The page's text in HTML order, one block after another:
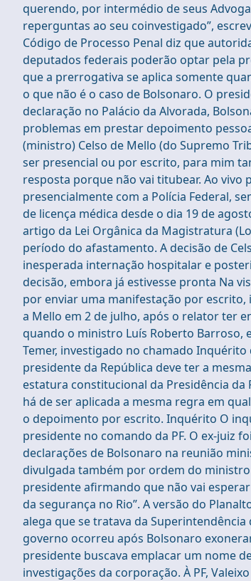
querendo, por intermédio de seus
reperguntas ao seu coinvestigado”,
Código de Processo Penal diz que
deputados federais poderão optar pela
que a prerrogativa se aplica somente
o que não é o caso de Bolsonaro. O
declaração no Palácio da Alvorada,
problemas em prestar depoimento
(ministro) Celso de Mello (do Supremo
ser presencial ou por escrito, para mim
resposta porque não vai titubear. Ao vivo
presencialmente com a Polícia Federal,
de licença médica desde o dia 19 de
artigo da Lei Orgânica da Magistratura
período do afastamento. A decisão de
inesperada internação hospitalar e
decisão, embora já estivesse pronta Na
por enviar uma manifestação por
a Mello em 2 de julho, após o relator ter
quando o ministro Luís Roberto
Temer, investigado no chamado
presidente da República deve ter a
estatura constitucional da Presidência
há de ser aplicada a mesma regra em
o depoimento por escrito. Inquérito O
presidente no comando da PF. O ex-juiz
declarações de Bolsonaro na reunião
divulgada também por ordem do ministro
presidente afirmando que não vai
da segurança no Rio”. A versão do
alega que se tratava da
governo ocorreu após Bolsonaro
presidente buscava emplacar um nome
investigações da corporação. À PF,